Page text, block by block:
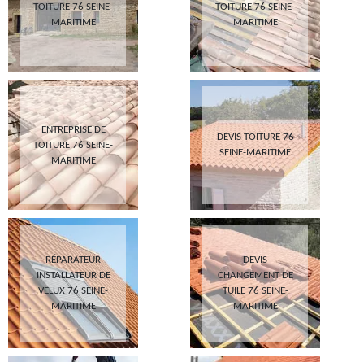
TOITURE 76 SEINE-
MARITIME
TOITURE 76 SEINE-
MARITIME
ENTREPRISE DE
TOITURE 76 SEINE-
MARITIME
DEVIS TOITURE 76
SEINE-MARITIME
RÉPARATEUR
INSTALLATEUR DE
VELUX 76 SEINE-
MARITIME
DEVIS
CHANGEMENT DE
TUILE 76 SEINE-
MARITIME